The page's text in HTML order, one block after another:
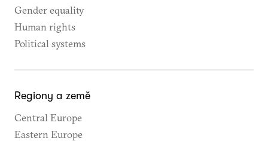
Gender equality
Human rights
Political systems
Regiony a země
Central Europe
Eastern Europe